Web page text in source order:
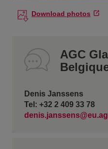
Download photos
AGC
Denis Janssens
Tel: +32 2 409 33 78